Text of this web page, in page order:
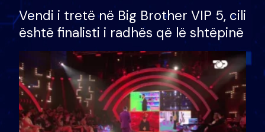
Vendi i tretë në Big Brother VIP 5, cili
është finalisti i radhës që lë shtëpinë